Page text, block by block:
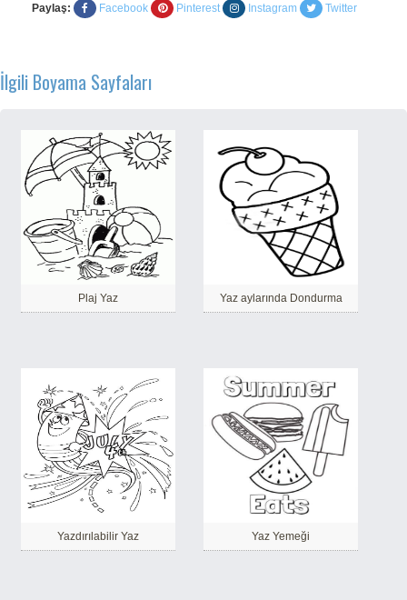
Paylaş: Facebook Pinterest Instagram Twitter
İlgili Boyama Sayfaları
Plaj Yaz Yaz aylarında Dondurma
Yazdırılabilir Yaz Yaz Yemeği